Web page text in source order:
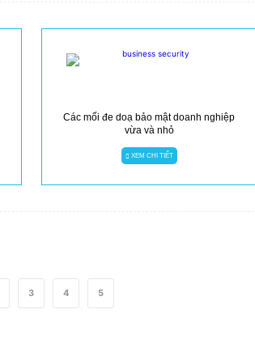
Các mối đe doạ bảo mật doanh nghiệp
vừa và nhỏ
XEM CHI TIẾT
3 4 5